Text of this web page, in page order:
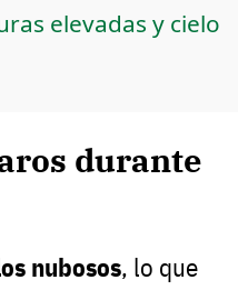
elevadas y cielo
durante
nubosos, lo que